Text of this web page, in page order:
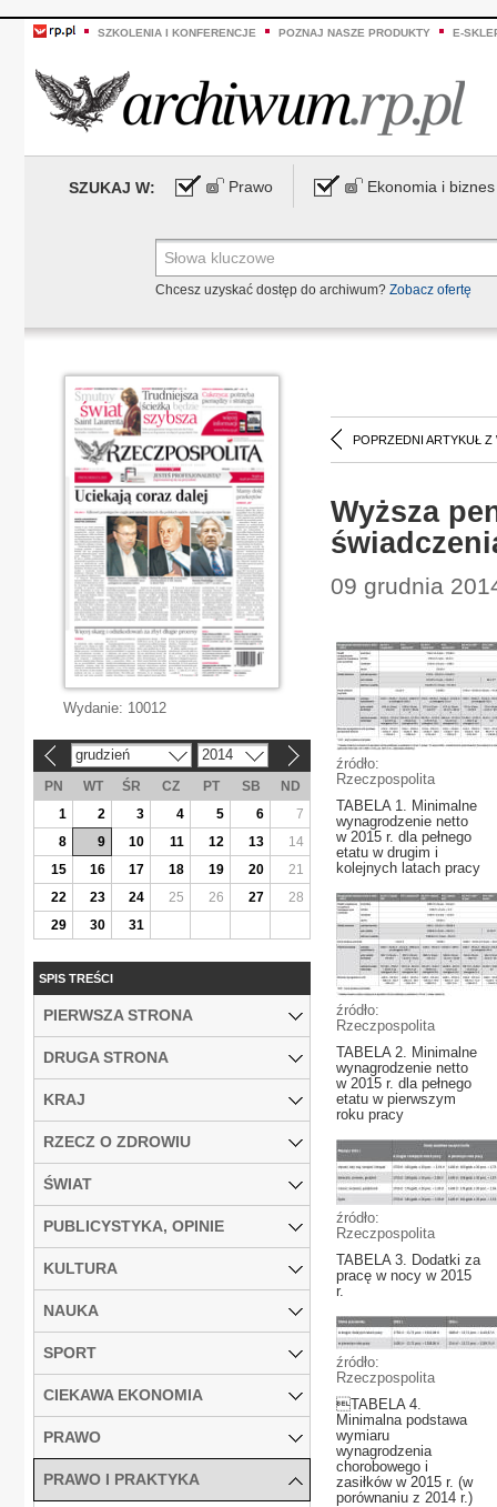
SZKOLENIA I KONFERENCJE POZNAJ NASZE PRODUKTY E-
SZUKAJ W: Prawo Ekonomia i biznes
Chcesz uzyskać dostęp do archiwum? Zobacz ofertę
POPRZEDNI ARTYKUŁ Z
Wyższa
09 grudnia
źródło:
Rzeczpospolita
TABELA 1. Minimalne
wynagrodzenie netto
w 2015 r. dla pełnego
etatu w drugim i
kolejnych latach pracy
źródło:
Rzeczpospolita
TABELA 2. Minimalne
wynagrodzenie netto
w 2015 r. dla pełnego
etatu w pierwszym
roku pracy
źródło:
Rzeczpospolita
TABELA 3. Dodatki za
pracę w nocy w 2015
r.
źródło:
Rzeczpospolita
TABELA 4.
Minimalna podstawa
wymiaru
wynagrodzenia
chorobowego i
zasiłków w 2015 r. (w
porównaniu z 2014 r.)
Wydanie: 10012
grudzień 2014
PN WT ŚR CZ PT SB
ND
1
2 3 4 5 6
7
8
9 10 11 12 13
14
15
16 17 18 19 20
21
22
23 24 25 26 27
28
29
30 31
SPIS TREŚCI
PIERWSZA STRONA
DRUGA STRONA
KRAJ
RZECZ O ZDROWIU
ŚWIAT
PUBLICYSTYKA, OPINIE
KULTURA
NAUKA
SPORT
CIEKAWA EKONOMIA
PRAWO
PRAWO I PRAKTYKA